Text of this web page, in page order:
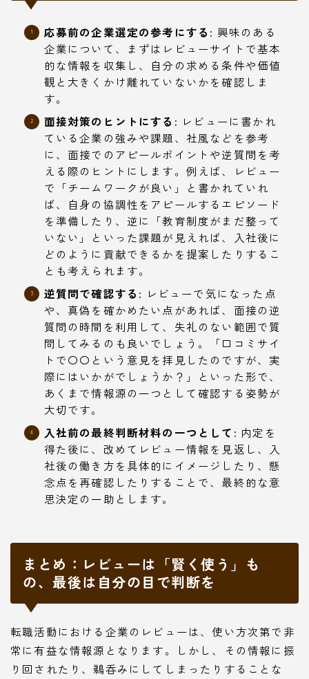
応募前の企業選定の参考にする: 興味のある
企業について、まずはレビューサイトで基本
的な情報を収集し、自分の求める条件や価値
観と大きくかけ離れていないかを確認しま
す。
面接対策のヒントにする: レビューに書かれ
ている企業の強みや課題、社風などを参考
に、面接でのアピールポイントや逆質問を考
える際のヒントにします。例えば、レビュー
で「チームワークが良い」と書かれていれ
ば、自身の協調性をアピールするエピソード
を準備したり、逆に「教育制度がまだ整って
いない」といった課題が見えれば、入社後に
どのように貢献できるかを提案したりするこ
とも考えられます。
逆質問で確認する: レビューで気になった点
や、真偽を確かめたい点があれば、面接の逆
質問の時間を利用して、失礼のない範囲で質
問してみるのも良いでしょう。「口コミサイ
トで〇〇という意見を拝見したのですが、実
際にはいかがでしょうか？」といった形で、
あくまで情報源の一つとして確認する姿勢が
大切です。
入社前の最終判断材料の一つとして: 内定を
得た後に、改めてレビュー情報を見返し、入
社後の働き方を具体的にイメージしたり、懸
念点を再確認したりすることで、最終的な意
思決定の一助とします。
まとめ：レビューは「賢く使う」も
の、最後は自分の目で判断を
転職活動における企業のレビューは、使い方次第で非
常に有益な情報源となります。しかし、その情報に振
り回されたり、鵜呑みにしてしまったりすることな